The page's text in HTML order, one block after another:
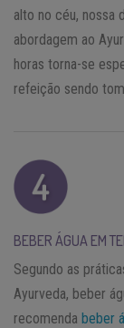
alto no céu, nossa
abordagem ao
horas torna-se
refeição sendo
BEBER ÁGUA EM
Segundo as
Ayurveda, beber
recomenda beber